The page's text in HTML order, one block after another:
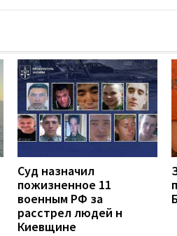
Суд назначил
пожизненное 11
военным РФ за
расстрел людей н
Киевщине